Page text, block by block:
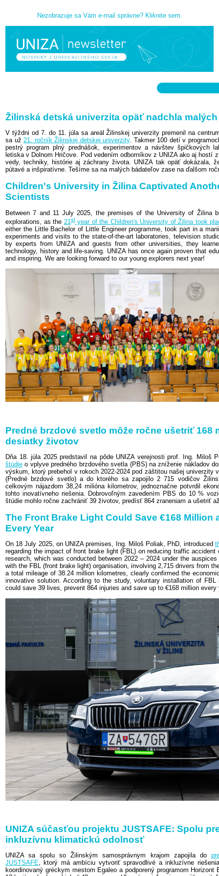
Nezobrazuje sa Vám e-mail správne? Kliknite sem.
Žilinská detská univerzita opäť nadchla
V týždni od 7. do 11. júla sa areál Žilinskej univerzity premenil na
sa už21. ročník Žilinskej detskej univerzity. Takmer 100 detí v
pestrý program plný prednášok, experimentov a návštev špičkových
letiska v Dolnom Hričove. Pod vedením odborníkov z UNIZA ako aj hostí
vedy, techniky, histórie aj záchrany života. UNIZA tak opäť dokázala,
pútavé a inšpiratívne. Tešíme sa na malých bádateľov zase na ďalšom
Children's University in Žilina Captivated
Scientists
Between 7 and 11 July 2025, the premises of the University of Žilina
explorations, as the 21styear of the Children's University of Žilina took
either the Little Bachelor of Little Engineer programme, took part in a
experiments and visits to the state-of-the-art laboratories, television
by experts from UNIZA and guests from other universities, they
technology, history and life-saving. UNIZA has once again proven that
and inspiring. We are looking forward to our young explorers next year!
Predné brzdové svetlo môže ročne ušetriť 168
desiatky životov
Dňa 18. júla 2025 predstavil na pôde UNIZA verejnosti prof. Ing. Miloš
štúdie o vplyve predného brzdového svetla (PBS) na zníženie nákladov
výskum, ktorý prebehol v rokoch 2022-2024 pod záštitou našej univerzity
(Predné brzdové svetlo) a do ktorého sa zapojilo 2 715 vodičov
celkovým nájazdom 38,24 milióna kilometrov, jednoznačne potvrdil
tohto inovatívneho riešenia. Dobrovoľným zavedením PBS do 10 %
štúdie mohlo ročne zachrániť 39 životov, predísť 864 zraneniam a ušetriť
The Front Brake Light Could Save €168 Million
Every Year
On 18 July 2025, on UNIZA premises, Ing. Miloš Poliak, PhD, introduced
regarding the impact of front brake light (FBL) on reducing traffic
research, which was conducted between 2022 – 2024 under the
with the FBL (front brake light) organisation, involving 2,715 drivers from
a total mileage of 38.24 million kilometres, clearly confirmed the
innovative solution. According to the study, voluntary installation of
could save 39 lives, prevent 864 injuries and save up to €168 million every
UNIZA súčasťou projektu JUSTSAFE: Spolu
inkluzívnu klimatickú odolnosť
UNIZA sa spolu so Žilinským samosprávnym krajom zapojila do
JUSTSAFE, ktorý má ambíciu vytvoriť spravodlivé a inkluzívne
koordinovaný gréckym mestom Egaleo a podporený programom Horizont